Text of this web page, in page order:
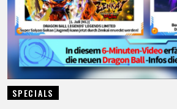
SPECIALS